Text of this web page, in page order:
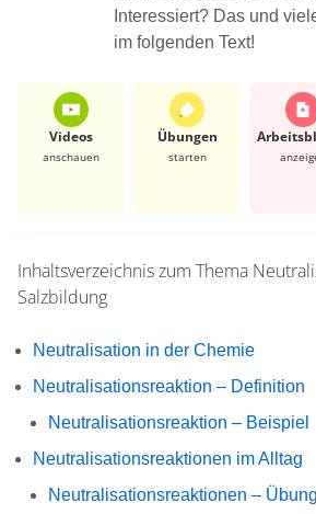
Interessiert? Das und
im folgenden Text!
Videos
anschauen
Übungen
starten
Inhaltsverzeichnis zum Thema
Salzbildung
Neutralisation in der Chemie
Neutralisationsreaktion – Definition
Neutralisationsreaktion – Beispiel
Neutralisationsreaktionen im Alltag
Neutralisationsreaktionen – Übung